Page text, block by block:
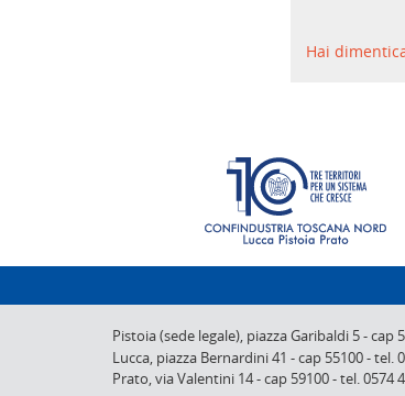
Hai
Pistoia (sede legale), piazza Garibaldi 5-cap
Lucca, piazza Bernardini 41 -cap 55100-tel.
Prato,via Valentini 14-cap 59100-tel. 0574